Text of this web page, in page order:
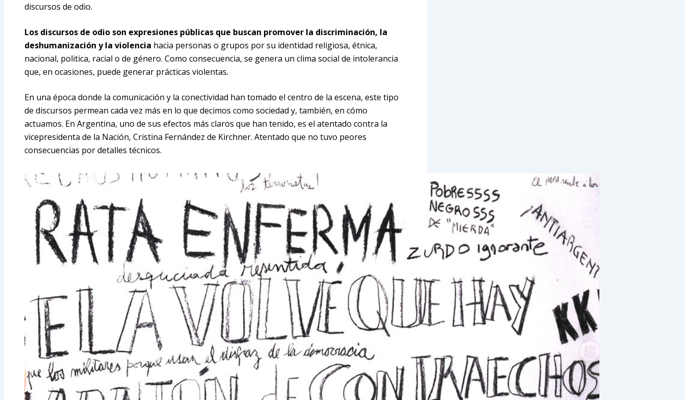
discursos de odio.
Los discursos de odio son expresiones públicas que buscan promover la discriminación, la
deshumanización y la violencia hacia personas o grupos por su identidad religiosa, étnica,
nacional, politica, racial o de género. Como consecuencia, se genera un clima social de intolerancia
que, en ocasiones, puede generar prácticas violentas.
En una época donde la comunicación y la conectividad han tomado el centro de la escena, este tipo
de discursos permean cada vez más en lo que decimos como sociedad y, también, en cómo
actuamos. En Argentina, uno de sus efectos más claros que han tenido, es el atentado contra la
vicepresidenta de la Nación, Cristina Fernández de Kirchner. Atentado que no tuvo peores
consecuencias por detalles técnicos.